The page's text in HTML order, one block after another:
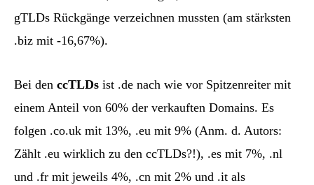
gTLDs Rückgänge verzeichnen mussten (am stärksten
.biz mit -16,67%).
Bei den ccTLDs ist .de nach wie vor Spitzenreiter mit
einem Anteil von 60% der verkauften Domains. Es
folgen .co.uk mit 13%, .eu mit 9% (Anm. d. Autors:
Zählt .eu wirklich zu den ccTLDs?!), .es mit 7%, .nl
und .fr mit jeweils 4%, .cn mit 2% und .it als